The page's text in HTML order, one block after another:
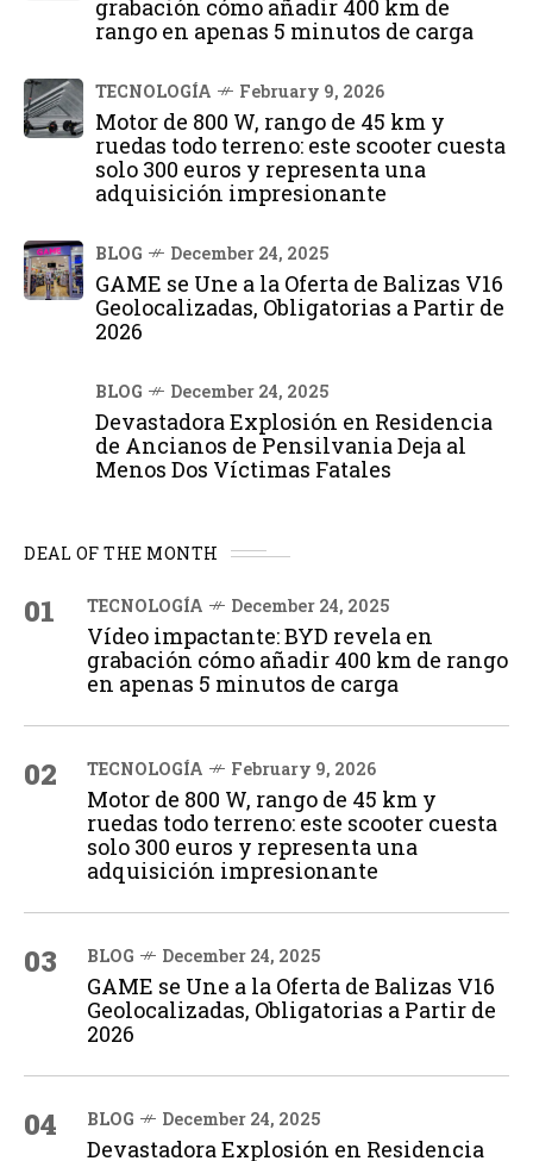
grabación cómo añadir 400 km de
rango en apenas 5 minutos de carga
TECNOLOGÍA February 9, 2026
Motor de 800 W, rango de 45 km y
ruedas todo terreno: este scooter cuesta
solo 300 euros y representa una
adquisición impresionante
BLOG December 24, 2025
GAME se Une a la Oferta de Balizas V16
Geolocalizadas, Obligatorias a Partir de
2026
BLOG December 24, 2025
Devastadora Explosión en Residencia
de Ancianos de Pensilvania Deja al
Menos Dos Víctimas Fatales
DEAL OF THE MONTH
01 TECNOLOGÍA December 24, 2025
Vídeo impactante: BYD revela en
grabación cómo añadir 400 km de rango
en apenas 5 minutos de carga
02 TECNOLOGÍA February 9, 2026
Motor de 800 W, rango de 45 km y
ruedas todo terreno: este scooter cuesta
solo 300 euros y representa una
adquisición impresionante
03 BLOG December 24, 2025
GAME se Une a la Oferta de Balizas V16
Geolocalizadas, Obligatorias a Partir de
2026
04 BLOG December 24, 2025
Devastadora Explosión en Residencia